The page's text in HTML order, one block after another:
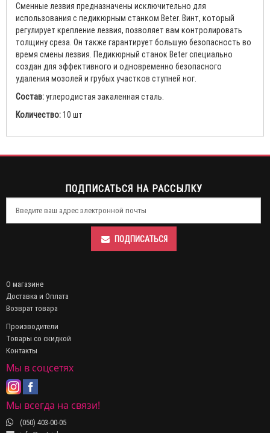
Сменные лезвия предназначены исключительно для
использования с педикюрным станком Beter. Винт, который
регулирует крепление лезвия, позволяет вам контролировать
толщину среза. Он также гарантирует большую безопасность во
время смены лезвия. Педикюрный станок Beter специально
создан для эффективного и одновременно безопасного
удаления мозолей и грубых участков ступней ног.
Состав:углеродистая закаленная сталь.
Количество:10 шт
ПОДПИСАТЬСЯ НА РАССЫЛКУ
ПОДПИСАТЬСЯ
О магазине
Доставка и Оплата
Возврат товара
Производители
Товары со скидкой
Контакты
Мы в соцсетях
Мы всегда на связи!
(050) 403-00-05